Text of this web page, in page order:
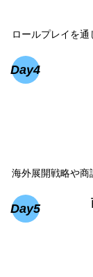
ロールプレイを
Day4
海外展開戦略や商
Day5